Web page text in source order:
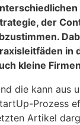
der
in
kleine
die kann aus
Prozess
Artikel